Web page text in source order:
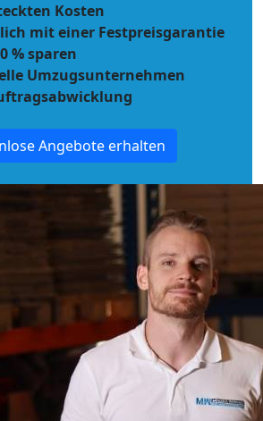
Kosten
mit einer Festpreisgarantie
% sparen
Umzugsunternehmen
Angebote erhalten